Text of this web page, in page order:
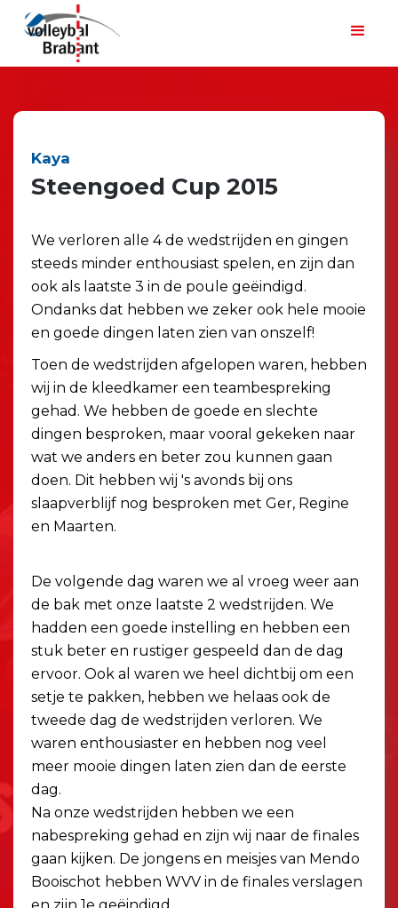
Kaya
Steengoed Cup 2015
We verloren alle 4 de wedstrijden en gingen
steeds minder enthousiast spelen, en zijn dan
ook als laatste 3 in de poule geëindigd.
Ondanks dat hebben we zeker ook hele mooie
en goede dingen laten zien van onszelf!
Toen de wedstrijden afgelopen waren, hebben
wij in de kleedkamer een teambespreking
gehad. We hebben de goede en slechte
dingen besproken, maar vooral gekeken naar
wat we anders en beter zou kunnen gaan
doen. Dit hebben wij 's avonds bij ons
slaapverblijf nog besproken met Ger, Regine
en Maarten.
De volgende dag waren we al vroeg weer aan
de bak met onze laatste 2 wedstrijden. We
hadden een goede instelling en hebben een
stuk beter en rustiger gespeeld dan de dag
ervoor. Ook al waren we heel dichtbij om een
setje te pakken, hebben we helaas ook de
tweede dag de wedstrijden verloren. We
waren enthousiaster en hebben nog veel
meer mooie dingen laten zien dan de eerste
dag.
Na onze wedstrijden hebben we een
nabespreking gehad en zijn wij naar de finales
gaan kijken. De jongens en meisjes van Mendo
Booischot hebben WVV in de finales verslagen